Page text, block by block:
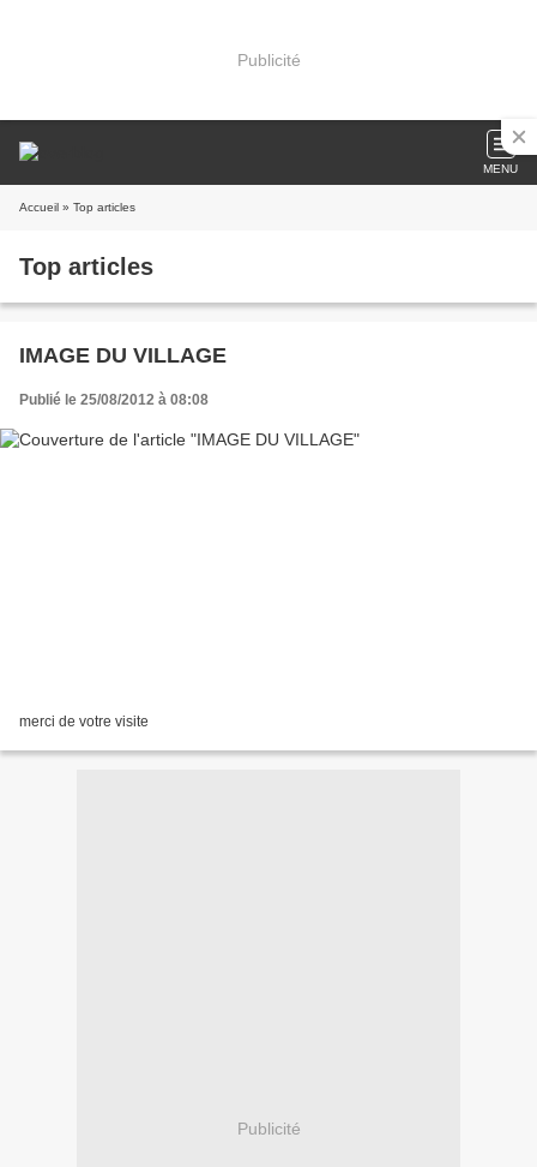
Publicité
MENU
Accueil » Top articles
Top articles
IMAGE DU VILLAGE
Publié le 25/08/2012 à 08:08
merci de votre visite
Publicité